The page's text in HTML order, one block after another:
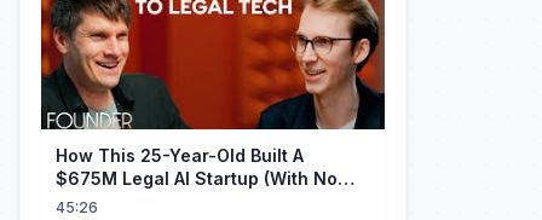
How This 25-Year-Old Built A
$675M Legal AI Startup (With No
Legal Experience)
45:26